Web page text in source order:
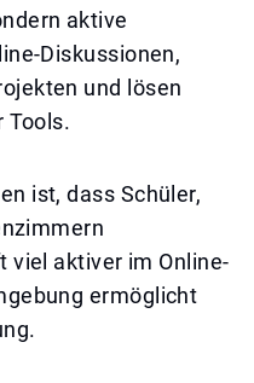
aktive
Diskussionen,
und lösen
Tools.
ist, dass Schüler,
viel aktiver im Online-
ermöglicht